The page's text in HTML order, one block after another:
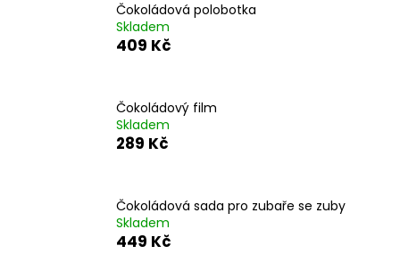
Čokoládová polobotka
Skladem
409 Kč
Čokoládový film
Skladem
289 Kč
Čokoládová sada pro zubaře se zuby
Skladem
449 Kč